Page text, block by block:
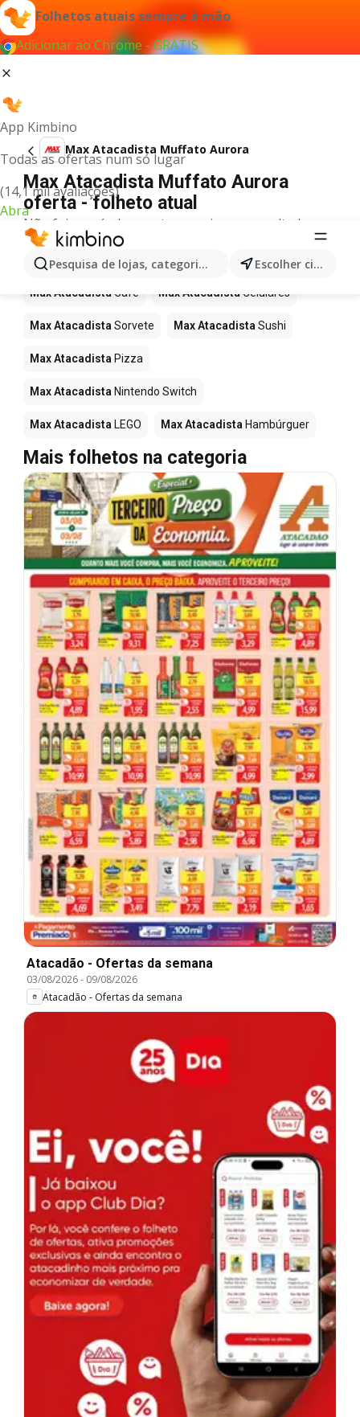
Folhetos atuais sempre à mão
Adicionar ao Chrome - GRÁTIS
App Kimbino
Todas as ofertas num só lugar
(14,1 mil avaliações)
Abra
Pesquisa de lojas, categorias,produtos... Escolher cidade
Max Atacadista Muffato Aurora
Max Atacadista Muffato Aurora
oferta - folheto atual
Não foi possível encontrar quaisquer resultados
para este termo.
Mais produtos em Max Atacadista
Max Atacadista Café Max Atacadista Celulares
Max Atacadista Sorvete Max Atacadista Sushi
Max Atacadista Pizza
Max Atacadista Nintendo Switch
Max Atacadista LEGO Max Atacadista Hambúrguer
Mais folhetos na categoria
Atacadão - Ofertas da semana
03/08/2026- 09/08/2026
Atacadão - Ofertas da semana